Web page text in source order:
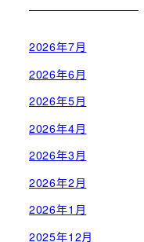
2026年7月
2026年6月
2026年5月
2026年4月
2026年3月
2026年2月
2026年1月
2025年12月